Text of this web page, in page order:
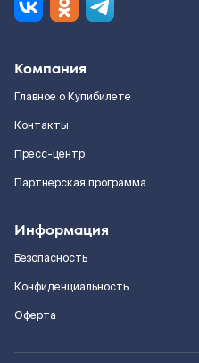
Компания
Главное о Купибилете
Контакты
Пресс-центр
Партнерская программа
Информация
Безопасность
Конфиденциальность
Оферта